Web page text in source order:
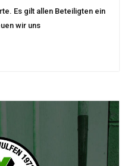
Es gilt allen Beteiligten ein
wir uns